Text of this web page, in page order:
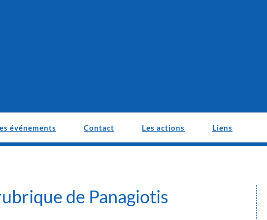
événements Contact Les actions Liens
de Panagiotis